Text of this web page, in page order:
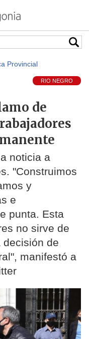
Provincial
RIO NEGRO
de
noticia a
"Construimos
y
e
punta. Esta
no sirve de
decisión de
manifestó a